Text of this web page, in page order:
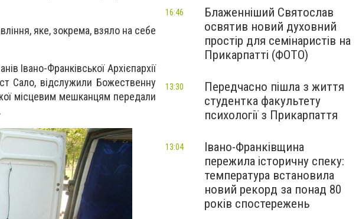
яке, зокрема, взяло на себе
Івано-Франківської Архієпархії
Сало, відслужили Божественну
місцевим мешканцям передали
Блаженніший Святослав
освятив новий духовний
простір для семінаристів на
Прикарпатті (ФОТО)
16:46
Передчасно пішла з життя
студентка факультету
психології з Прикарпаття
13:30
Івано-Франківщина
пережила історичну спеку:
температура встановила
новий рекорд за понад 80
років спостережень
13:04